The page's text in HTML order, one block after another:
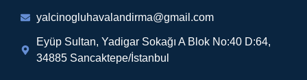
yalcinogluhavalandirma@gmail.com
Eyüp Sultan, Yadigar Sokağı A Blok No:40 D:64,
34885 Sancaktepe/İstanbul